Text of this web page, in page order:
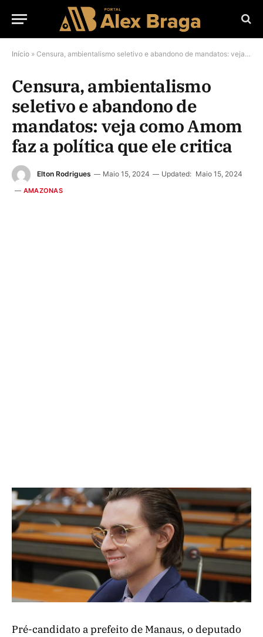
Início » Censura, ambientalismo seletivo e abandono de mandatos: veja como Amom faz a política que ele critica
Censura, ambientalismo
seletivo e abandono de
mandatos: veja como Amom
faz a política que ele critica
Elton Rodrigues Maio 15, 2024 Updated: Maio 15, 2024
AMAZONAS
Pré-candidato a prefeito de Manaus, o deputado